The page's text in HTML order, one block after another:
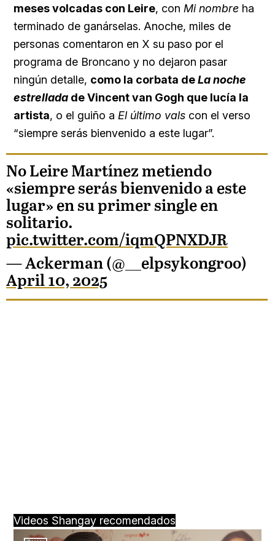
meses volcadas con Leire, con Mi nombre ha
terminado de ganárselas. Anoche, miles de
personas comentaron en X su paso por el
programa de Broncano y no dejaron pasar
ningún detalle, como la corbata deLa noche
estrellada de Vincent van Gogh que lucía la
artista, o el guiño a El último vals con el verso
“siempre serás bienvenido a este lugar”.
No Leire Martínez metiendo
«siempre serás bienvenido a este
lugar» en su primer single en
solitario.
pic.twitter.com/iqmQPNXDJR
— Ackerman (@__elpsykongroo)
April 10, 2025
Videos Shangay recomendados